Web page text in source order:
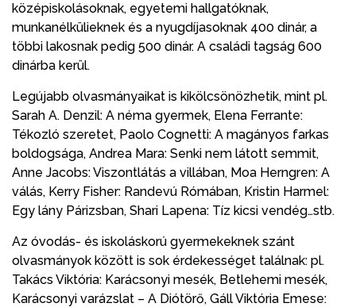
középiskolásoknak, egyetemi hallgatóknak,
munkanélkülieknek és a nyugdíjasoknak 400 dinár, a
többi lakosnak pedig 500 dinár. A családi tagság 600
dinárba kerül.
Legújabb olvasmányaikat is kikölcsönözhetik, mint pl.
Sarah A. Denzil: A néma gyermek, Elena Ferrante:
Tékozló szeretet, Paolo Cognetti: A magányos farkas
boldogsága, Andrea Mara: Senki nem látott semmit,
Anne Jacobs: Viszontlátás a villában, Moa Herngren: A
válás, Kerry Fisher: Randevú Rómában, Kristin Harmel:
Egy lány Párizsban, Shari Lapena: Tíz kicsi vendég…stb.
Az óvodás- és iskoláskorú gyermekeknek szánt
olvasmányok között is sok érdekességet találnak: pl.
Takács Viktória: Karácsonyi mesék, Betlehemi mesék,
Karácsonyi varázslat – A Diótörő, Gáll Viktória Emese: